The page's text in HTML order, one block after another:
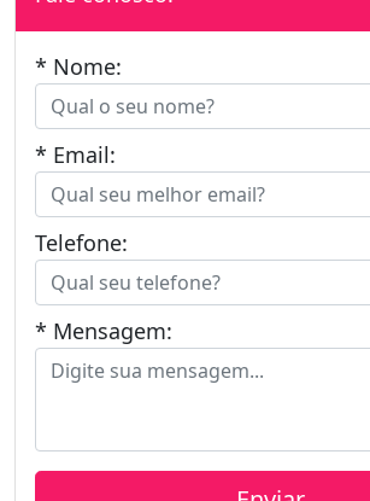
* Nome:
* Email:
Telefone:
* Mensagem: